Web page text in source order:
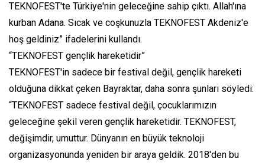
TEKNOFEST'te Türkiye'nin geleceğine sahip çıktı. Allah'ına
kurban Adana. Sıcak ve coşkunuzla TEKNOFEST Akdeniz'e
hoş geldiniz” ifadelerini kullandı.
“TEKNOFEST gençlik hareketidir”
TEKNOFEST'in sadece bir festival değil, gençlik hareketi
olduğuna dikkat çeken Bayraktar, daha sonra şunları söyledi:
“TEKNOFEST sadece festival değil, çocuklarımızın
geleceğine şekil veren gençlik hareketidir. TEKNOFEST,
değişimdir, umuttur. Dünyanın en büyük teknoloji
organizasyonunda yeniden bir araya geldik. 2018'den bu